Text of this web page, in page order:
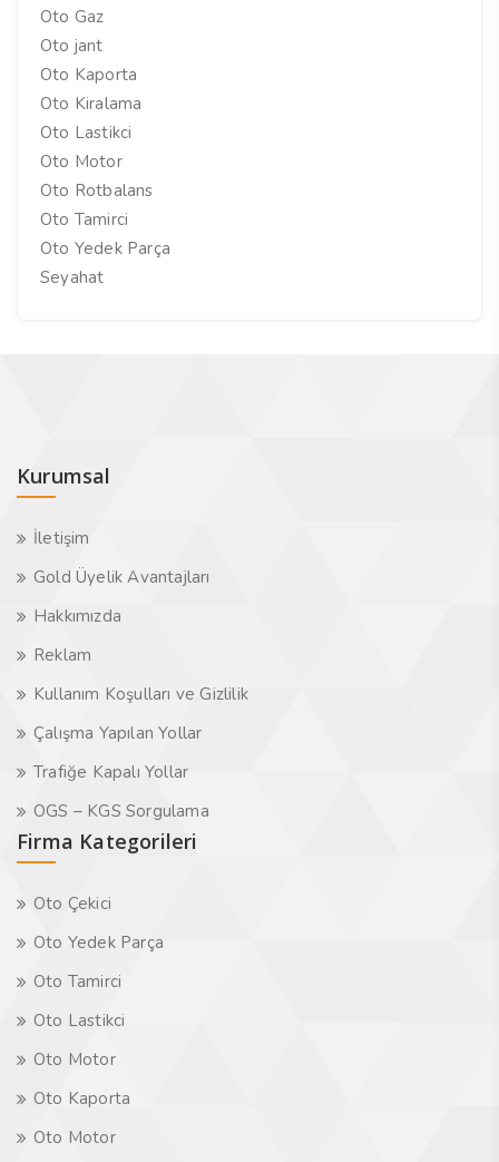
Oto Gaz
Oto jant
Oto Kaporta
Oto Kiralama
Oto Lastikci
Oto Motor
Oto Rotbalans
Oto Tamirci
Oto Yedek Parça
Seyahat
Kurumsal
İletişim
Gold Üyelik Avantajları
Hakkımızda
Reklam
Kullanım Koşulları ve Gizlilik
Çalışma Yapılan Yollar
Trafiğe Kapalı Yollar
OGS – KGS Sorgulama
Firma Kategorileri
Oto Çekici
Oto Yedek Parça
Oto Tamirci
Oto Lastikci
Oto Motor
Oto Kaporta
Oto Motor